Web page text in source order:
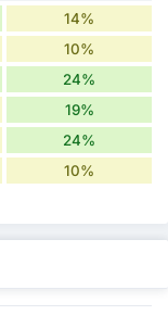
14%
10%
24%
19%
24%
10%